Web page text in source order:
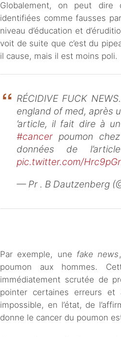
Globalement, on peut dire
identifiées comme fausses
niveau d’éducation et
voit de suite que c’est du
il cause, mais il est moins poli.
RÉCIDIVE FUCK
england of med, après
’article, il fait dire à
#cancer poumon
données de
pic.twitter.com/
— Pr . B Dautzenberg
Par exemple, une fake news
poumon aux hommes.
immédiatement scrutée de
pointer certaines erreurs et
impossible, en l’état, de
donne le cancer du poumon